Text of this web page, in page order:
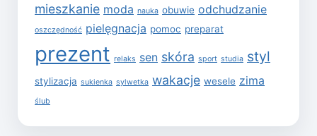
mieszkanie moda nauka obuwie odchudzanie
oszczędność pielęgnacja pomoc preparat
prezent relaks sen skóra sport studia styl
stylizacja sukienka sylwetka wakacje wesele zima
ślub